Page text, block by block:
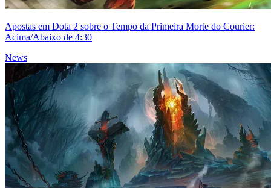
Apostas em Dota 2 sobre o Tempo da Primeira Morte do Courier:
Acima/Abaixo de 4:30
News